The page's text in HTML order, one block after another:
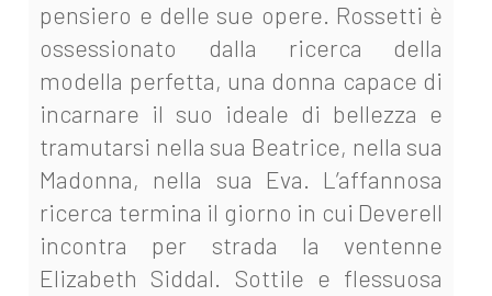
pensiero e delle sue opere. Rossetti è
ossessionato dalla ricerca della
modella perfetta, una donna capace di
incarnare il suo ideale di bellezza e
tramutarsi nella sua Beatrice, nella sua
Madonna, nella sua Eva. L’affannosa
ricerca termina il giorno in cui Deverell
incontra per strada la ventenne
Elizabeth Siddal. Sottile e flessuosa